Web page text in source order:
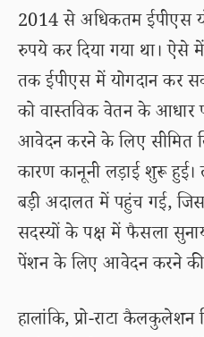
2014 से अधिकतम ईपीएस
रुपये कर दिया गया था। ऐसे
तक ईपीएस में योगदान कर
को वास्तविक वेतन के आधार
आवेदन करने के लिए सीमित
कारण कानूनी लड़ाई शुरू
बड़ी अदालत में पहुंच गई,
सदस्यों के पक्ष में फैसला
पेंशन के लिए आवेदन करने की
हालांकि, प्रो-राटा